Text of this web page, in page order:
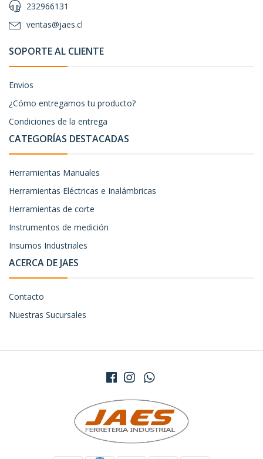
232966131
ventas@jaes.cl
SOPORTE AL CLIENTE
Envios
¿Cómo entregamos tu producto?
Condiciones de la entrega
CATEGORÍAS DESTACADAS
Herramientas Manuales
Herramientas Eléctricas e Inalámbricas
Herramientas de corte
Instrumentos de medición
Insumos Industriales
ACERCA DE JAES
Contacto
Nuestras Sucursales